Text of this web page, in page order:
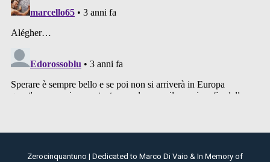
Zerocinquantuno | Dedicated to Marco Di Vaio & In Memory of